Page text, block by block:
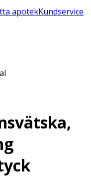
apotekKundservice